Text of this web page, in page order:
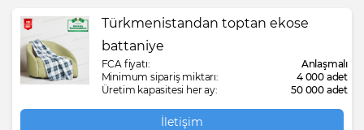
Türkmenistandan toptan ekose
battaniye
FCA fiyatı:
Anlaşmalı
Minimum sipariş miktarı:
4 000 adet
Üretim kapasitesi her ay:
50 000 adet
İletişim